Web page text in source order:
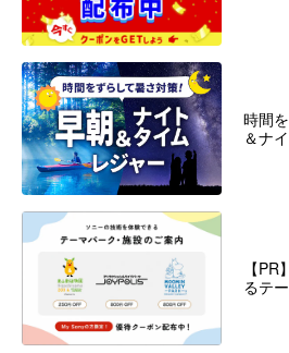
時間
＆ナ
【
るテ